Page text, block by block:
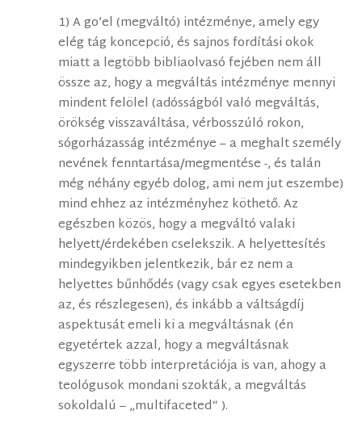
1) A go’el (megváltó) intézménye, amely egy
elég tág koncepció, és sajnos fordítási okok
miatt a legtöbb bibliaolvasó fejében nem áll
össze az, hogy a megváltás intézménye mennyi
mindent felölel (adósságból való megváltás,
örökség visszaváltása, vérbosszúló rokon,
sógorházasság intézménye – a meghalt személy
nevének fenntartása/megmentése -, és talán
még néhány egyéb dolog, ami nem jut eszembe)
mind ehhez az intézményhez köthető. Az
egészben közös, hogy a megváltó valaki
helyett/érdekében cselekszik. A helyettesítés
mindegyikben jelentkezik, bár ez nem a
helyettes bűnhődés (vagy csak egyes esetekben
az, és részlegesen), és inkább a váltságdíj
aspektusát emeli ki a megváltásnak (én
egyetértek azzal, hogy a megváltásnak
egyszerre több interpretációja is van, ahogy a
teológusok mondani szokták, a megváltás
sokoldalú – „multifaceted“ ).